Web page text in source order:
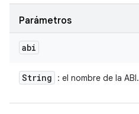
Parámetros
abi
String : el nombre de la ABI.